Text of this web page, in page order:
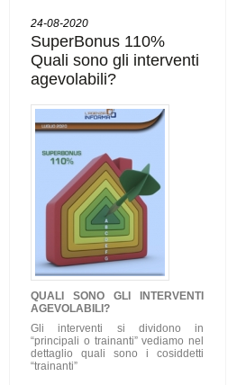
24-08-2020
SuperBonus 110%
Quali sono gli interventi
agevolabili?
QUALI SONO GLI
INTERVENTI
AGEVOLABILI?
Gli interventi si dividono in
“principali o trainanti” vediamo nel
dettaglio quali sono i cosiddetti
“trainanti”